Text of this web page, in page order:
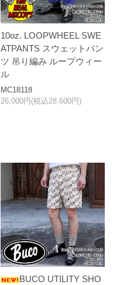
10oz. LOOPWHEEL SWE
ATPANTS スウェットパン
ツ 吊り編み ループウィー
ル
MC18118
26,000円(税込28,600円)
BUCO UTILITY SHO